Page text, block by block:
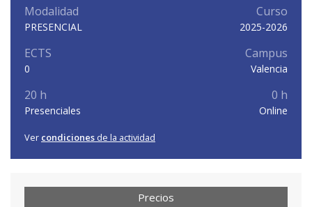
Modalidad
PRESENCIAL
Curso
2025-2026
ECTS
0
Campus
Valencia
20 h
Presenciales
0 h
Online
Ver condiciones de la actividad
Precios